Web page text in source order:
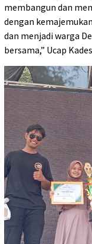
membangun dan
dengan
dan menjadi warga
bersama,” Ucap